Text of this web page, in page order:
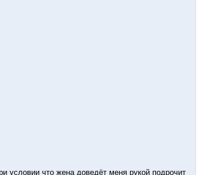
условии что жена доведёт меня рукой подрочит